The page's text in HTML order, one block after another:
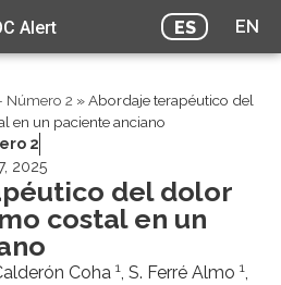
ES EN
Alert
Número 2 »Abordaje terapéutico del
en un paciente anciano
2
2025
del dolor
costal en un
Coha 1, S. Ferré Almo 1,